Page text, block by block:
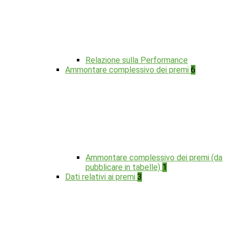
Relazione sulla Performance
Ammontare complessivo dei premi 6
Ammontare complessivo dei premi (da
pubblicare in tabelle) 1
Dati relativi ai premi 3